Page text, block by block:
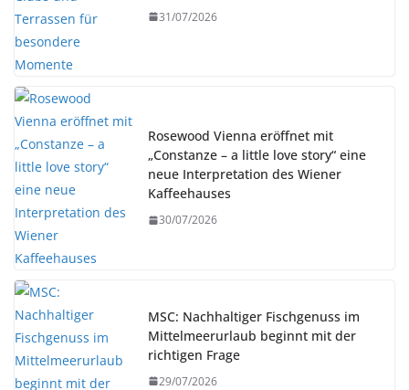
31/07/2026
Rosewood Vienna eröffnet mit
„Constanze – a little love story“ eine
neue Interpretation des Wiener
Kaffeehauses
30/07/2026
MSC: Nachhaltiger Fischgenuss im
Mittelmeerurlaub beginnt mit der
richtigen Frage
29/07/2026